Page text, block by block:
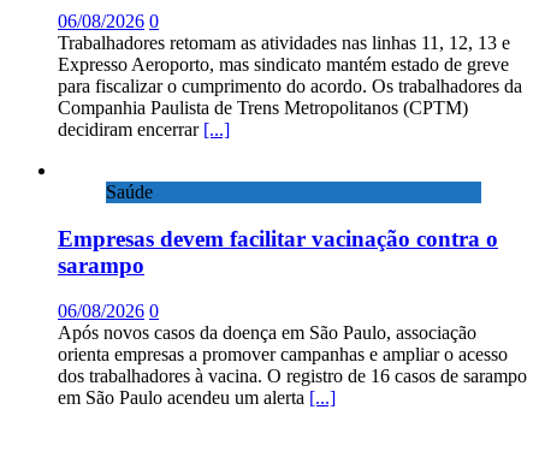
06/08/2026 0
Trabalhadores retomam as atividades nas linhas 11, 12, 13 e
Expresso Aeroporto, mas sindicato mantém estado de greve
para fiscalizar o cumprimento do acordo. Os trabalhadores da
Companhia Paulista de Trens Metropolitanos (CPTM)
decidiram encerrar [...]
Saúde
Empresas devem facilitar vacinação contra o
sarampo
06/08/2026 0
Após novos casos da doença em São Paulo, associação
orienta empresas a promover campanhas e ampliar o acesso
dos trabalhadores à vacina. O registro de 16 casos de sarampo
em São Paulo acendeu um alerta [...]